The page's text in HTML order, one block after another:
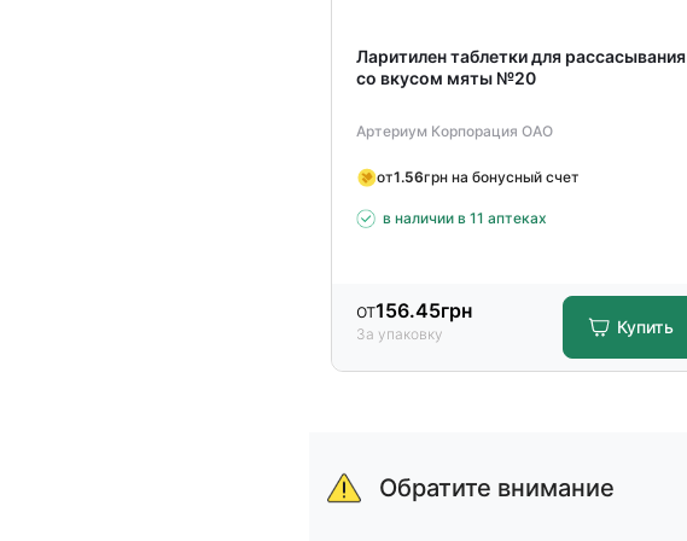
Ларитилен таблетки для рассасывания
со вкусом мяты №20
Артериум Корпорация ОАО
от1.56грн на бонусный счет
в наличии в 11 аптеках
от156.45грн
За упаковку Купить
15
Обратите внимание